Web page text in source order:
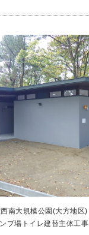
西南大規模公園(大方地区)
イレ建替主体工事